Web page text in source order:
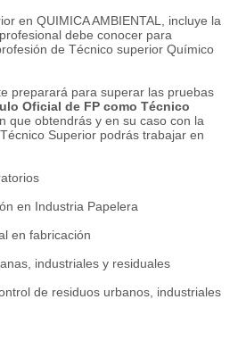
en QUIMICA AMBIENTAL, incluye la
debe conocer para
de Técnico superior Químico
preparará para superar las pruebas
Oficial de FP como Técnico
que obtendrás y en su caso con la
Superior podrás trabajar en
en Industria Papelera
en fabricación
industriales y residuales
de residuos urbanos, industriales